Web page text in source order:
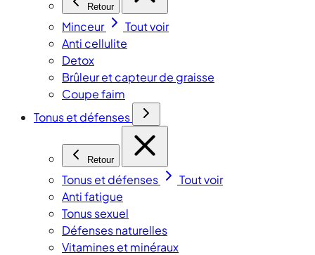
Retour
Minceur
Tout voir
Anti cellulite
Detox
Brûleur et capteur de graisse
Coupe faim
Tonus et défenses
Retour
Tonus et défenses
Tout voir
Anti fatigue
Tonus sexuel
Défenses naturelles
Vitamines et minéraux